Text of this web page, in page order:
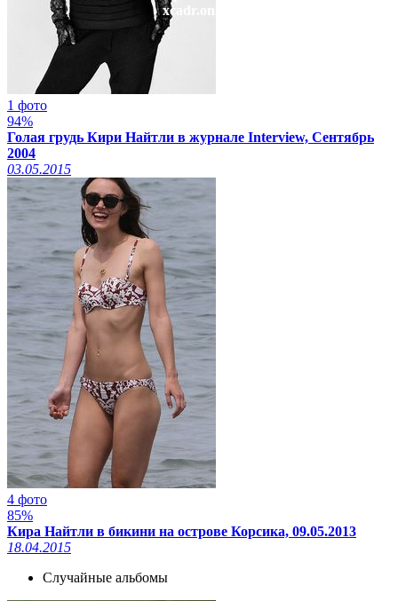
xcadr.online
1 фото
94%
Голая грудь Кири Найтли в журнале Interview, Сентябрь
2004
03.05.2015
4 фото
85%
Кира Найтли в бикини на острове Корсика, 09.05.2013
18.04.2015
Случайные альбомы